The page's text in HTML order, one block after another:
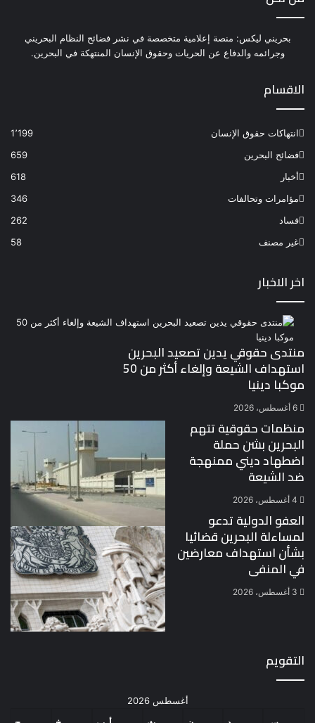
بحريني ليكس: منصة إعلامية متخصصة في نشر فضائح النظام البحريني
وجرائمه والدفاع عن الحريات وحقوق الإنسان المنتهكة في البحرين.
الاقسام
انتهاكات حقوق الإنسان
1٬199
فضائح البحرين
659
أخبار
618
مؤامرات وتحالفات
346
فساد
262
غير مصنف
58
اخر الاخبار
منتدى حقوقي يدين تصعيد البحرين
استهداف الشيعة وإلغاء أكثر من 50
موكبا دينيا
6 أغسطس، 2026
منظمات حقوقية تتهم
البحرين بشن حملة
اضطهاد ديني ممنهجة
ضد الشيعة
4 أغسطس، 2026
العفو الدولية تدعو
لمساءلة البحرين قضائيا
بشأن استهداف معارضين
في المنفى
3 أغسطس، 2026
التقويم
أغسطس 2026